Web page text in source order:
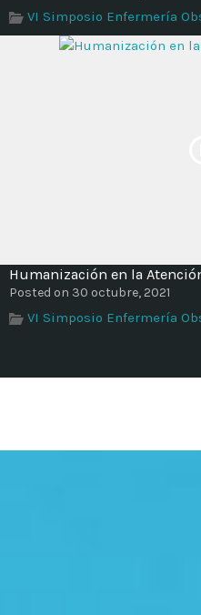
VI Simposio Enfermería
Humanización en la
Posted on 30 octubre, 2021
VI Simposio Enfermería